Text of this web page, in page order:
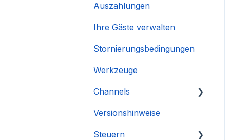
Auszahlungen
Ihre Gäste verwalten
Stornierungsbedingungen
Werkzeuge
Channels
Integration des Accounts
Versionshinweise
Steuern